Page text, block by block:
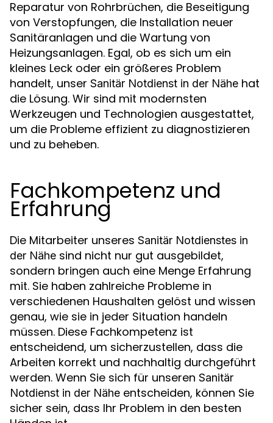
Reparatur von Rohrbrüchen, die Beseitigung
von Verstopfungen, die Installation neuer
Sanitäranlagen und die Wartung von
Heizungsanlagen. Egal, ob es sich um ein
kleines Leck oder ein größeres Problem
handelt, unser Sanitär Notdienst in der Nähe hat
die Lösung. Wir sind mit modernsten
Werkzeugen und Technologien ausgestattet,
um die Probleme effizient zu diagnostizieren
und zu beheben.
Fachkompetenz und
Erfahrung
Die Mitarbeiter unseres Sanitär Notdienstes in
der Nähe sind nicht nur gut ausgebildet,
sondern bringen auch eine Menge Erfahrung
mit. Sie haben zahlreiche Probleme in
verschiedenen Haushalten gelöst und wissen
genau, wie sie in jeder Situation handeln
müssen. Diese Fachkompetenz ist
entscheidend, um sicherzustellen, dass die
Arbeiten korrekt und nachhaltig durchgeführt
werden. Wenn Sie sich für unseren Sanitär
Notdienst in der Nähe entscheiden, können Sie
sicher sein, dass Ihr Problem in den besten